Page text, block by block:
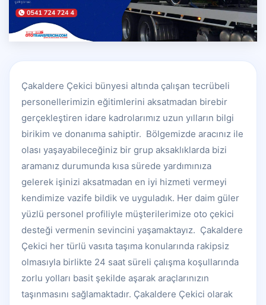
Çakaldere Çekici bünyesi altında çalışan tecrübeli
personellerimizin eğitimlerini aksatmadan birebir
gerçekleştiren idare kadrolarımız uzun yılların bilgi
birikim ve donanıma sahiptir. Bölgemizde aracınız ile
olası yaşayabileceğiniz bir grup aksaklıklarda bizi
aramanız durumunda kısa sürede yardımınıza
gelerek işinizi aksatmadan en iyi hizmeti vermeyi
kendimize vazife bildik ve uyguladık. Her daim güler
yüzlü personel profiliyle müşterilerimize oto çekici
desteği vermenin sevincini yaşamaktayız. Çakaldere
Çekici her türlü vasıta taşıma konularında rakipsiz
olmasıyla birlikte 24 saat süreli çalışma koşullarında
zorlu yolları basit şekilde aşarak araçlarınızın
taşınmasını sağlamaktadır. Çakaldere Çekici olarak